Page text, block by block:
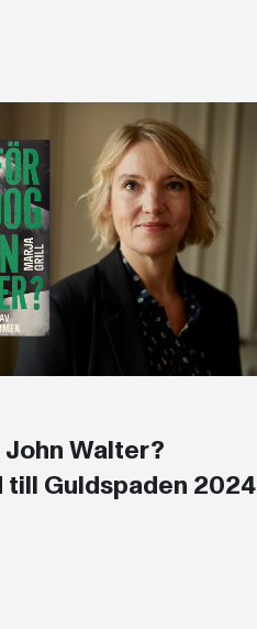
Walter?
till Guldspaden 2024